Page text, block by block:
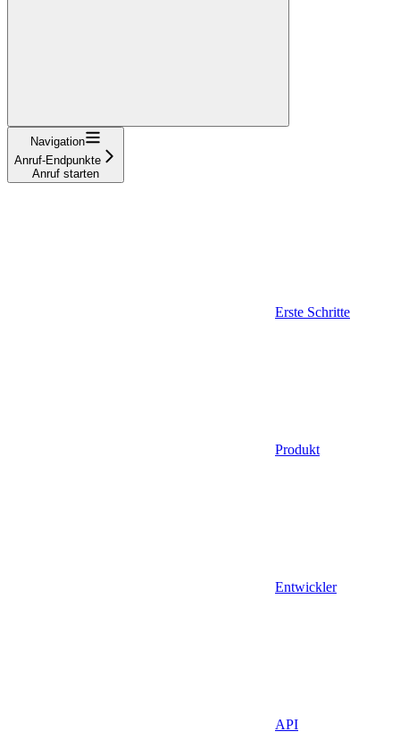
Navigation
Anruf-Endpunkte
Anruf starten
Erste Schritte
Produkt
Entwickler
API